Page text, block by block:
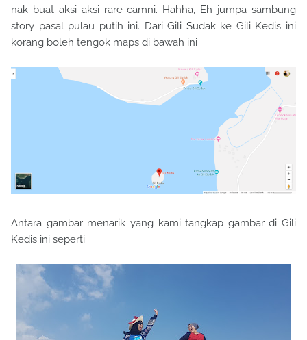
nak buat aksi aksi rare camni. Hahha, Eh jumpa sambung
story pasal pulau putih ini. Dari Gili Sudak ke Gili Kedis ini
korang boleh tengok maps di bawah ini
Antara gambar menarik yang kami tangkap gambar di Gili
Kedis ini seperti